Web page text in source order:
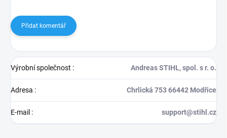
Přidat komentář
Výrobní společnost : Andreas STIHL, spol. s r. o.
Adresa : Chrlická 753 66442 Modřice
E-mail : support@stihl.cz